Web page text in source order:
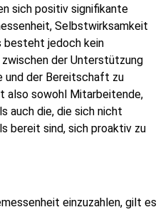
sich positiv signifikante
Selbstwirksamkeit
besteht jedoch kein
der Unterstützung
und der Bereitschaft zu
also sowohl Mitarbeitende,
auch die, die sich nicht
bereit sind, sich proaktiv zu
einzuzahlen, gilt es